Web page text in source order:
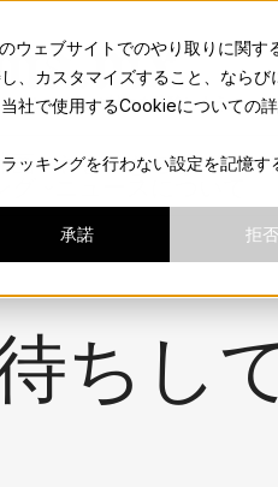
ェブサイトでのやり取りに関す
、カスタマイズすること、ならび
社で使用するCookieについての
ッキングを行わない設定を記憶す
承諾 拒否
サンミゲルの魅力を体験しよう。
画 やるべきこと フー
ちし